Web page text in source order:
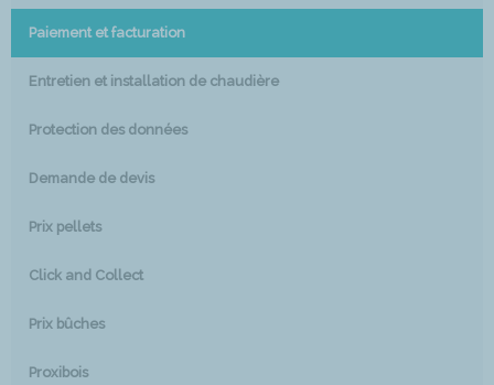
Paiement et facturation
Entretien et installation de chaudière
Protection des données
Demande de devis
Prix pellets
Click and Collect
Prix bûches
Proxibois